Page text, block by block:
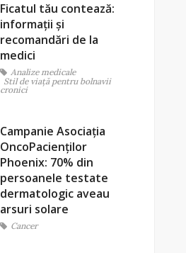
Ficatul tău contează:
informații și
recomandări de la
medici
Analize medicale
Stil de viaţă pentru bolnavii
cronici
Campanie Asociația
OncoPacienților
Phoenix: 70% din
persoanele testate
dermatologic aveau
arsuri solare
Cancer